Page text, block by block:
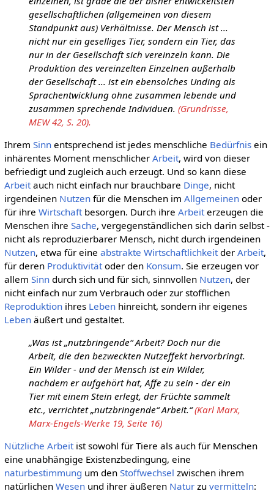
gesellschaftlichen (allgemeinen von diesem
Standpunkt aus) Verhältnisse. Der Mensch ist ...
nicht nur ein geselliges Tier, sondern ein Tier, das
nur in der Gesellschaft sich vereinzeln kann. Die
Produktion des vereinzelten Einzelnen außerhalb
der Gesellschaft ... ist ein ebensolches Unding als
Sprachentwicklung ohne zusammen lebende und
zusammen sprechende Individuen. (Grundrisse,
MEW 42, S. 20).
Ihrem Sinnentsprechend ist jedes menschliche Bedürfnisein
inhärentes Moment menschlicher Arbeit, wird von dieser
befriedigt und zugleich auch erzeugt. Und so kann diese
Arbeitauch nicht einfach nur brauchbare Dinge, nicht
irgendeinen Nutzenfür die Menschen im Allgemeinenoder
für ihre Wirtschaftbesorgen. Durch ihre Arbeiterzeugen die
Menschen ihre Sache, vergegenständlichen sich darin selbst -
nicht als reproduzierbarer Mensch, nicht durch irgendeinen
Nutzen, etwa für eine abstrakte Wirtschaftlichkeitder Arbeit,
für deren Produktivitätoder den Konsum. Sie erzeugen vor
allem Sinndurch sich und für sich, sinnvollen Nutzen, der
nicht einfach nur zum Verbrauch oder zur stofflichen
Reproduktionihres Lebenhinreicht, sondern ihr eigenes
Lebenäußert und gestaltet.
„Was ist „nutzbringende“ Arbeit? Doch nur die
Arbeit, die den bezweckten Nutzeffekt hervorbringt.
Ein Wilder - und der Mensch ist ein Wilder,
nachdem er aufgehört hat, Affe zu sein - der ein
Tier mit einem Stein erlegt, der Früchte sammelt
etc., verrichtet „nutzbringende“ Arbeit.“(Karl Marx,
Marx-Engels-Werke 19, Seite 16)
Nützliche Arbeitist sowohl für Tiere als auch für Menschen
eine unabhängige Existenzbedingung, eine
naturbestimmung um den Stoffwechsel zwischen ihrem
natürlichen Wesenund ihrer äußeren Naturzu vermitteln: